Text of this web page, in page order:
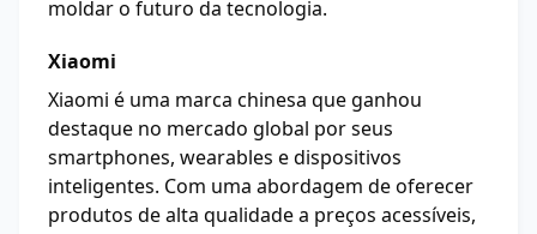
moldar o futuro da tecnologia.
Xiaomi
Xiaomi é uma marca chinesa que ganhou
destaque no mercado global por seus
smartphones, wearables e dispositivos
inteligentes. Com uma abordagem de oferecer
produtos de alta qualidade a preços acessíveis,